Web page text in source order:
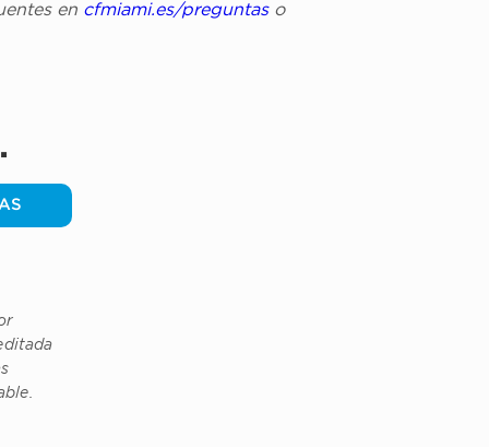
en cfmiami.es/preguntas o